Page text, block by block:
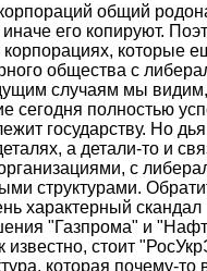
общий
его копируют.
которые
общества с
случаям мы
сегодня полностью
государству. Но
а детали-то и
с
структурами.
характерный скандал
"Газпрома" и
известно, стоит
которая почему-то